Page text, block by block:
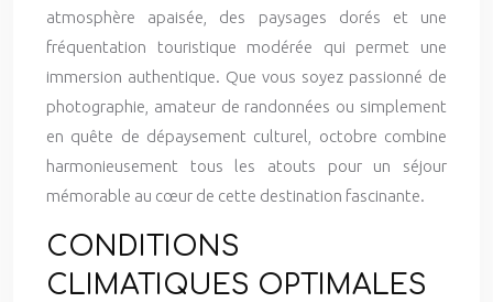
atmosphère apaisée, des paysages dorés et une
fréquentation touristique modérée qui permet une
immersion authentique. Que vous soyez passionné de
photographie, amateur de randonnées ou simplement
en quête de dépaysement culturel, octobre combine
harmonieusement tous les atouts pour un séjour
mémorable au cœur de cette destination fascinante.
CONDITIONS
CLIMATIQUES OPTIMALES